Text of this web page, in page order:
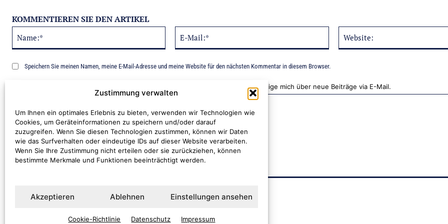
Zustimmung verwalten
Um Ihnen ein optimales Erlebnis zu bieten, verwenden wir Technologien wie
Cookies, um Geräteinformationen zu speichern und/oder darauf
zuzugreifen. Wenn Sie diesen Technologien zustimmen, können wir Daten
wie das Surfverhalten oder eindeutige IDs auf dieser Website verarbeiten.
Wenn Sie Ihre Zustimmung nicht erteilen oder sie zurückziehen, können
bestimmte Merkmale und Funktionen beeinträchtigt werden.
Akzeptieren Ablehnen Einstellungen ansehen
Cookie-Richtlinie Datenschutz Impressum
KOMMENTIEREN SIE DEN ARTIKEL
Mail:*
Speichern Sie meinen Namen, meine E-Mail-Adresse und meine Website für den nächsten Kommentar in diesem Browser.
Benachrichtige mich über neue Beiträge via E-Mail.